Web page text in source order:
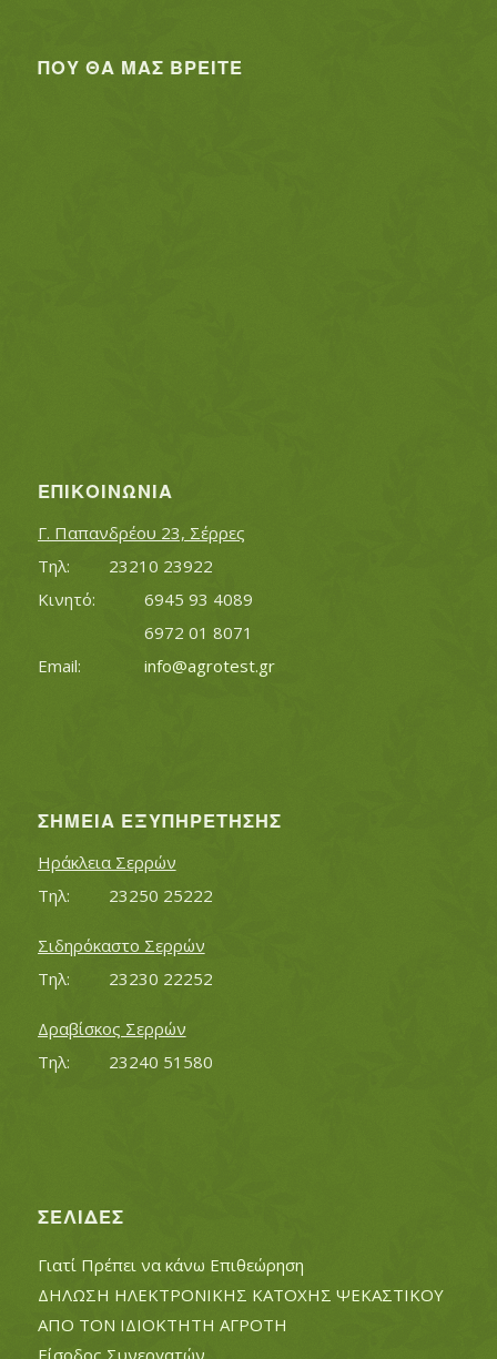
ΠΟΥ ΘΑ ΜΑΣ ΒΡΕΊΤΕ
ΕΠΙΚΟΙΝΩΝΊΑ
Γ. Παπανδρέου 23, Σέρρες
Τηλ:		23210 23922
Κινητό:		6945 93 4089
			6972 01 8071
info@agrotest.gr
ΣΗΜΕΊΑ ΕΞΥΠΗΡΈΤΗΣΗΣ
Ηράκλεια Σερρών
Τηλ:		23250 25222
Σιδηρόκαστο Σερρών
Τηλ:		23230 22252
Δραβίσκος Σερρών
Τηλ:		23240 51580
ΣΕΛΊΔΕΣ
Γιατί Πρέπει να κάνω Επιθεώρηση
ΔΗΛΩΣΗ ΗΛΕΚΤΡΟΝΙΚΗΣ ΚΑΤΟΧΗΣ ΨΕΚΑΣΤΙΚΟΥ
ΑΠΟ ΤΟΝ ΙΔΙΟΚΤΗΤΗ ΑΓΡΟΤΗ